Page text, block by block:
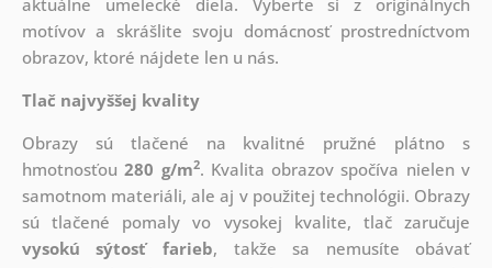
aktuálne umelecké diela. Vyberte si z originálnych
motívov a skrášlite svoju domácnosť prostredníctvom
obrazov, ktoré nájdete len u nás.
Tlač najvyššej kvality
Obrazy sú tlačené na kvalitné pružné plátno s
hmotnosťou280 g/m2. Kvalita obrazov spočíva nielen v
samotnom materiáli, ale aj v použitej technológii. Obrazy
sú tlačené pomaly vo vysokej kvalite, tlač zaručuje
vysokú sýtosť farieb, takže sa nemusíte obávať